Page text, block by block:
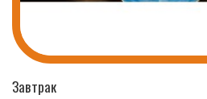
Завтрак